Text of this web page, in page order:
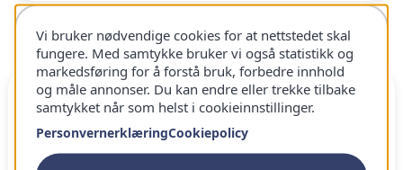
Beste barnekikkert
Vi bruker nødvendige cookies for at nettstedet skal
fungere. Med samtykke bruker vi også statistikk og
markedsføring for å forstå bruk, forbedre innhold
og måle annonser. Du kan endre eller trekke tilbake
samtykket når som helst i cookieinnstillinger.
PersonvernerklæringCookiepolicy